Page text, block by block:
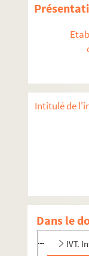
Intitulé de
Dans le
9e
IVT.